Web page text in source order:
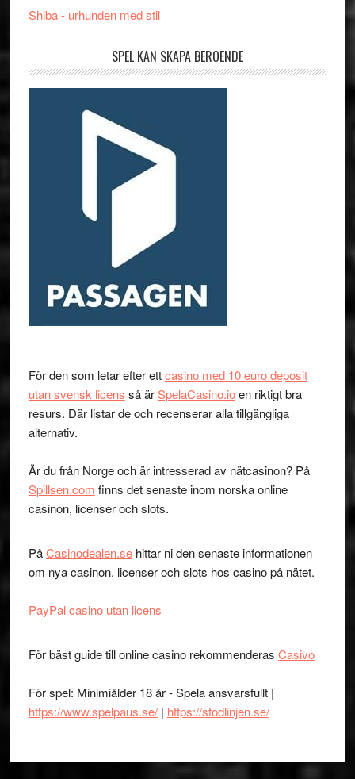
Shiba - urhunden med stil
SPEL KAN SKAPA BEROENDE
För den som letar efter ettcasino med 10 euro deposit
utan svensk licens så ärSpelaCasino.ioen riktigt bra
resurs. Där listar de och recenserar alla tillgängliga
alternativ.
Är du från Norge och är intresserad av nätcasinon? På
Spillsen.com finns det senaste inom norska online
casinon, licenser och slots.
PåCasinodealen.sehittar ni den senaste informationen
om nya casinon, licenser och slots hos casino på nätet.
PayPal casino utan licens
För bäst guide till online casino rekommenderas Casivo
För spel: Minimiålder 18 år - Spela ansvarsfullt |
https://www.spelpaus.se/| https://stodlinjen.se/